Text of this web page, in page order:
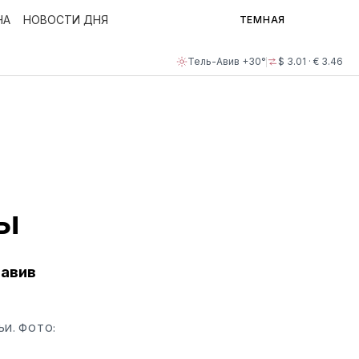
Тель-Авив +30° $ 3.01 · € 3.46
НОВОСТИ ДНЯ ТЕМНАЯ
ФОТО: